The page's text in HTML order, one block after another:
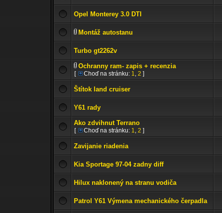
Opel Monterey 3.0 DTI
Montáž autostanu
Turbo gt2262v
Ochranny ram- zapis + recenzia
[ Choď na stránku: 1, 2 ]
Štítok land cruiser
Y61 rady
Ako zdvihnut Terrano
[ Choď na stránku: 1, 2 ]
Zavijanie riadenia
Kia Sportage 97-04 zadny diff
Hilux naklonený na stranu vodiča
Patrol Y61 Výmena mechanického čerpadla